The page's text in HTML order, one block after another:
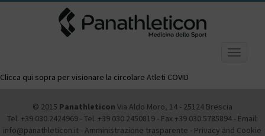
Toggle
Clicca qui sopra per visionare la circolare Atleti COVID
© 2015 Panathleticon Via Aldo Moro, 14 - 25124 Brescia
Tel. +39 030.2424969 - Tel. +39 030.2450819 - Fax +39 030.5785894 - Email:
info@panathleticon.it -Amministrazione trasparente - Privacy and Cookie